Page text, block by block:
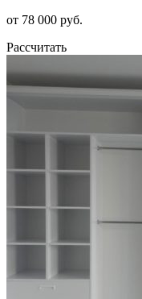
от 78 000 руб.
Рассчитать